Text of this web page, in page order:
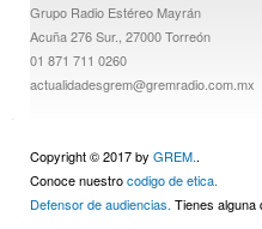
Grupo Radio Estéreo Mayrán
Acuña 276 Sur., 27000 Torreón
01 871 711 0260
actualidadesgrem@gremradio.com.mx
Copyright © 2017 by GREM..
Conoce nuestrocodigo de etica.
Defensor de audiencias. Tienes alguna